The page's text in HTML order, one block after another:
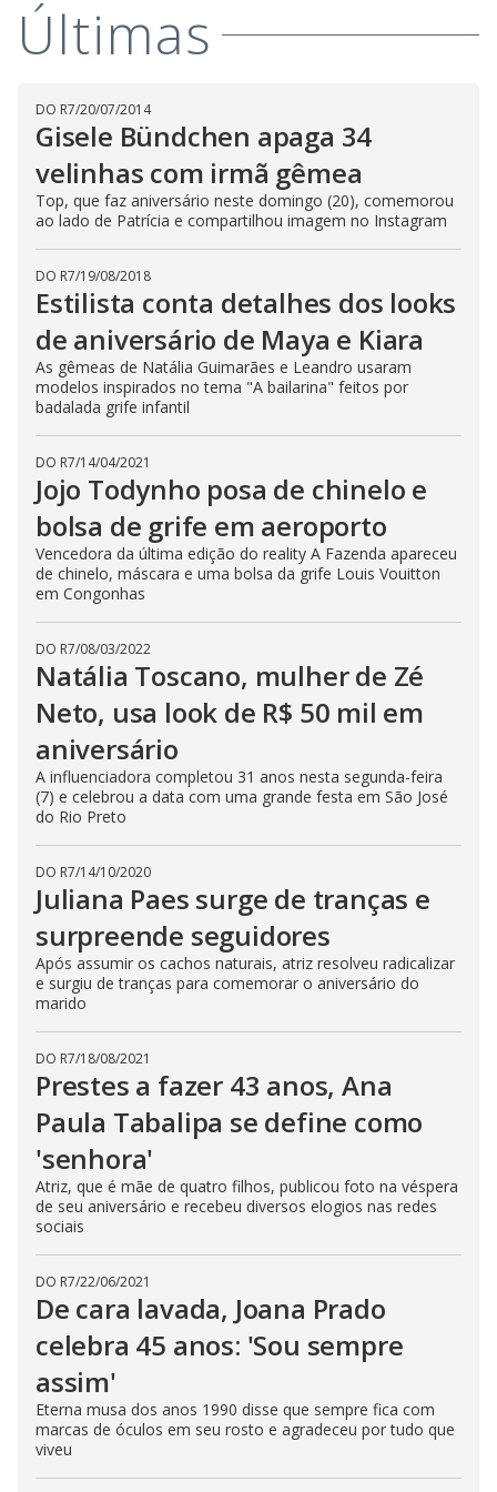
V
d
e
o
Últimas
DO R7/20/07/2014
Gisele Bündchen apaga 34
velinhas com irmã gêmea
Top, que faz aniversário neste domingo (20), comemorou
ao lado de Patrícia e compartilhou imagem no Instagram
DO R7/19/08/2018
Estilista conta detalhes dos looks
de aniversário de Maya e Kiara
As gêmeas de Natália Guimarães e Leandro usaram
modelos inspirados no tema "A bailarina" feitos por
badalada grife infantil
DO R7/14/04/2021
Jojo Todynho posa de chinelo e
bolsa de grife em aeroporto
Vencedora da última edição do reality A Fazenda apareceu
de chinelo, máscara e uma bolsa da grife Louis Vouitton
em Congonhas
DO R7/08/03/2022
Natália Toscano, mulher de Zé
Neto, usa look de R$ 50 mil em
aniversário
A influenciadora completou 31 anos nesta segunda-feira
(7) e celebrou a data com uma grande festa em São José
do Rio Preto
DO R7/14/10/2020
Juliana Paes surge de tranças e
surpreende seguidores
Após assumir os cachos naturais, atriz resolveu radicalizar
e surgiu de tranças para comemorar o aniversário do
marido
DO R7/18/08/2021
Prestes a fazer 43 anos, Ana
Paula Tabalipa se define como
'senhora'
Atriz, que é mãe de quatro filhos, publicou foto na véspera
de seu aniversário e recebeu diversos elogios nas redes
sociais
DO R7/22/06/2021
De cara lavada, Joana Prado
celebra 45 anos: 'Sou sempre
assim'
Eterna musa dos anos 1990 disse que sempre fica com
marcas de óculos em seu rosto e agradeceu por tudo que
viveu